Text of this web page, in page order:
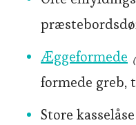
Æggeformede
formede greb,
Store